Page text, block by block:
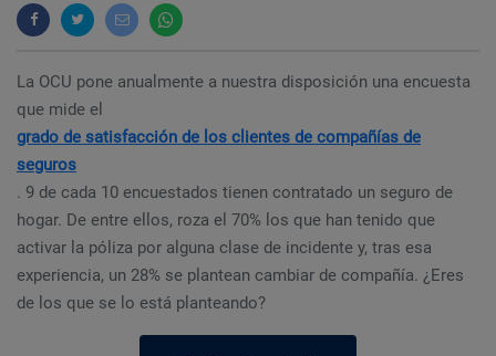
La OCU pone anualmente a nuestra disposición una encuesta
que mide el
grado de satisfacción de los clientes de compañías de
seguros
. 9 de cada 10 encuestados tienen contratado un seguro de
hogar. De entre ellos, roza el 70% los que han tenido que
activar la póliza por alguna clase de incidente y, tras esa
experiencia, un 28% se plantean cambiar de compañía. ¿Eres
de los que se lo está planteando?